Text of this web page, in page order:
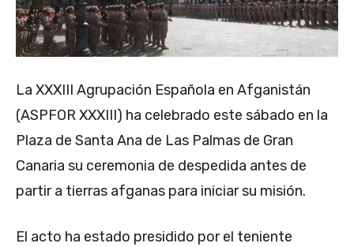
La XXXIII Agrupación Española en Afganistán
(ASPFOR XXXIII) ha celebrado este sábado en la
Plaza de Santa Ana de Las Palmas de Gran
Canaria su ceremonia de despedida antes de
partir a tierras afganas para iniciar su misión.
El acto ha estado presidido por el teniente